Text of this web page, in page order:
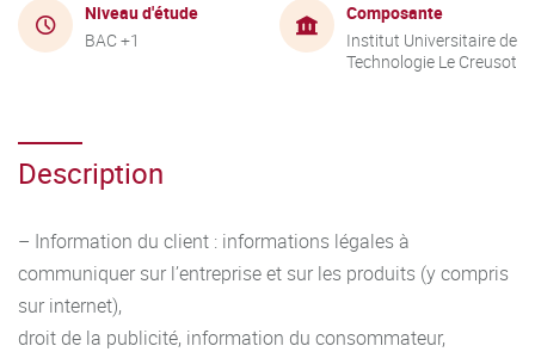
Niveau d'étude
BAC +1
Composante
Institut Universitaire de
Technologie Le Creusot
Description
– Information du client : informations légales à
communiquer sur l’entreprise et sur les produits (y compris
sur internet),
droit de la publicité, information du consommateur,